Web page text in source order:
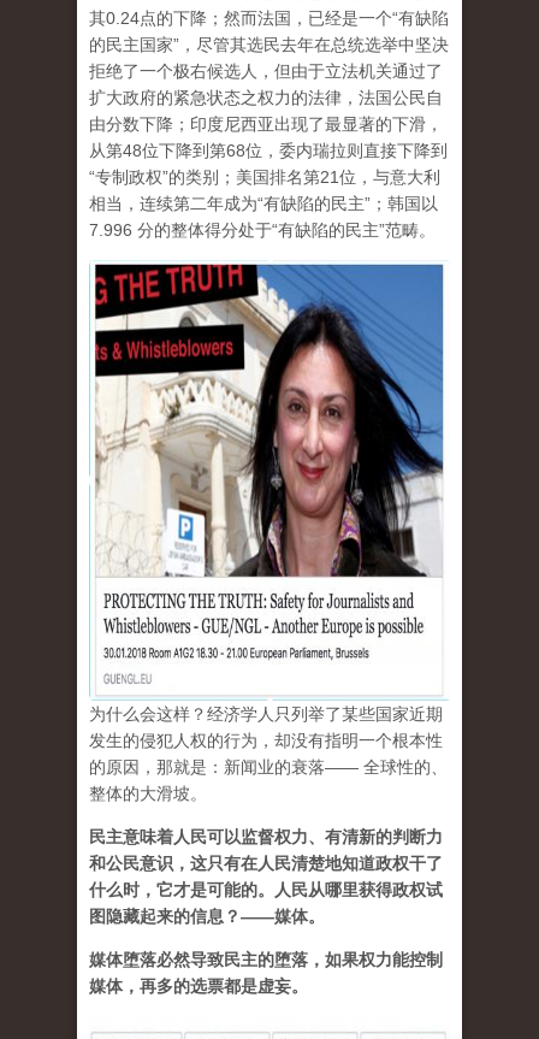
其0.24点的下降；然而法国，已经是一个“有缺陷
的民主国家”，尽管其选民去年在总统选举中坚决
拒绝了一个极右候选人，但由于立法机关通过了
扩大政府的紧急状态之权力的法律，法国公民自
由分数下降；印度尼西亚出现了最显著的下滑，
从第48位下降到第68位，委内瑞拉则直接下降到
“专制政权”的类别；美国排名第21位，与意大利
相当，连续第二年成为“有缺陷的民主”；韩国以
7.996 分的整体得分处于“有缺陷的民主”范畴。
为什么会这样？经济学人只列举了某些国家近期
发生的侵犯人权的行为，却没有指明一个根本性
的原因，那就是：新闻业的衰落—— 全球性的、
整体的大滑坡。
民主意味着人民可以监督权力、有清新的判断力
和公民意识，这只有在人民清楚地知道政权干了
什么时，它才是可能的。人民从哪里获得政权试
图隐藏起来的信息？——媒体。
媒体堕落必然导致民主的堕落，如果权力能控制
媒体，再多的选票都是虚妄。